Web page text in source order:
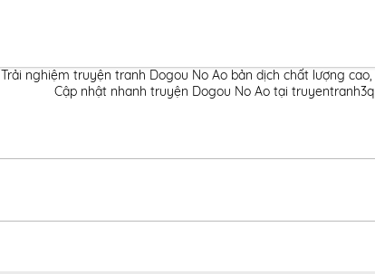
Trải nghiệm truyện tranh Dogou No Ao bản dịch chất lượng cao,
Cập nhật nhanh truyện Dogou No Ao tại truyentranh3q